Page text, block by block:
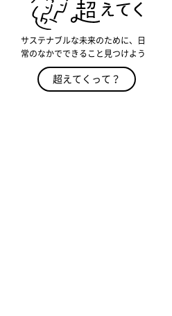
サステナブルな未来のために、日
常のなかでできること見つけよう
超えてくって？